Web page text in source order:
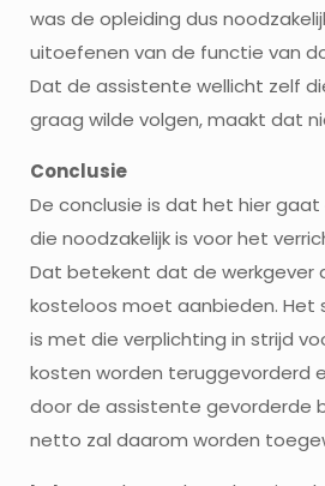
was de opleiding dus
uitoefenen van de functie van
Dat de assistente wellicht zelf
graag wilde volgen, maakt dat
Conclusie
De conclusie is dat het hier
die noodzakelijk is voor het
Dat betekent dat de werkgever
kosteloos moet aanbieden. Het
is met die verplichting in strijd
kosten worden teruggevorderd
door de assistente gevorderde
netto zal daarom worden